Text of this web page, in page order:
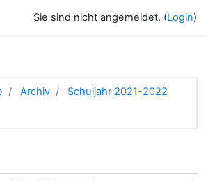
Sie sind nicht angemeldet. (Login)
Archiv
Schuljahr 2021-2022